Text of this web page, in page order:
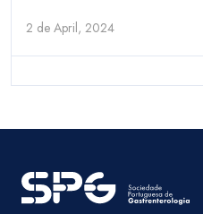
2 de April, 2024